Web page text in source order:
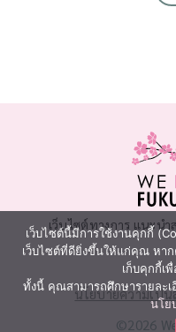
เว็บไซต์ทางการ แนะน
นโยบายความเป็
©2026
เว็บไซต์นี้มีการใช้งานคุกกี้
เว็บไซต์ที่ดียิ่งขึ้นให้แก่คุณ หา
เก็บคุกกี้เ
ทั้งนี้ คุณสามารถศึกษารายละเ
นโย